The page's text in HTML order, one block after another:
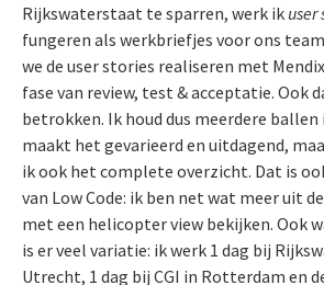
Rijkswaterstaat te sparren, werk ik user
fungeren als werkbriefjes voor ons
we de user stories realiseren met
fase van review, test & acceptatie. Ook
betrokken. Ik houd dus meerdere ballen
maakt het gevarieerd en uitdagend,
ik ook het complete overzicht. Dat is
van Low Code: ik ben net wat meer uit
met een helicopter view bekijken. Ook
is er veel variatie: ik werk 1 dag bij
Utrecht, 1 dag bij CGI in Rotterdam en